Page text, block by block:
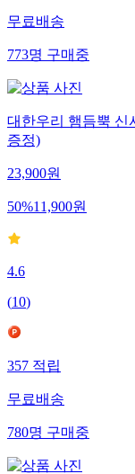
무료배송
773명구매중
대한우리 햄듬뿍 신
증정)
23,900원
50%11,900원
4.6
(10)
357적립
무료배송
780명구매중